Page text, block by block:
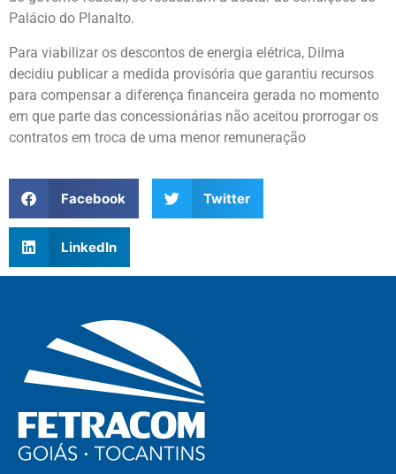
Palácio do Planalto.
Para viabilizar os descontos de energia elétrica, Dilma
decidiu publicar a medida provisória que garantiu recursos
para compensar a diferença financeira gerada no momento
em que parte das concessionárias não aceitou prorrogar os
contratos em troca de uma menor remuneração
Facebook Twitter
LinkedIn